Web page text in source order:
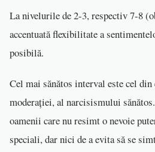
La nivelurile de 2-3, respectiv 7-8
accentuată flexibilitate a
posibilă.
Cel mai sănătos interval este cel
moderației, al narcisismului
oamenii care nu resimt o nevoie
speciali, dar nici de a evita să se